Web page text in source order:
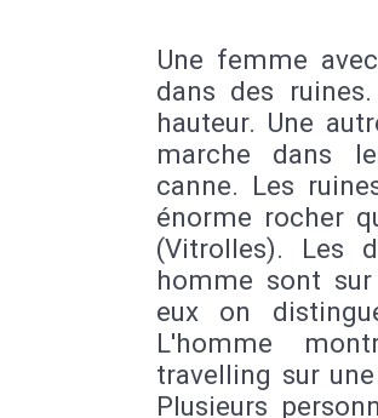
Une femme
dans des
hauteur. Une
marche dans
canne. Les
énorme rocher
(Vitrolles). Les
homme sont
eux on
L'homme
travelling sur
Plusieurs